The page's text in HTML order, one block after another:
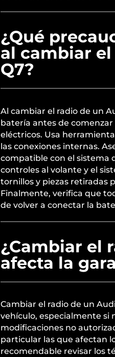
¿Qué
al cambiar
Q7?
Al cambiar el radio de un
batería antes de
eléctricos. Usa
las conexiones internas.
compatible con el sistema
controles al volante y el
tornillos y piezas retiradas
Finalmente, verifica que
de volver a conectar la
¿Cambiar el
afecta la
Cambiar el radio de un
vehículo, especialmente si
modificaciones no
particular las que afectan
recomendable revisar los